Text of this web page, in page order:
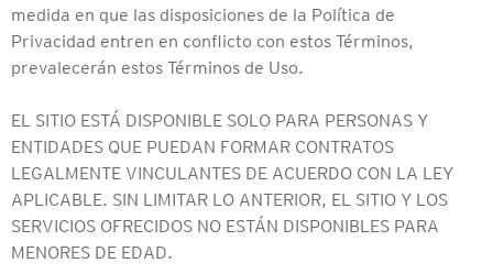
medida en que las disposiciones de la Política de
Privacidad entren en conflicto con estos Términos,
prevalecerán estos Términos de Uso.
EL SITIO ESTÁ DISPONIBLE SOLO PARA PERSONAS Y
ENTIDADES QUE PUEDAN FORMAR CONTRATOS
LEGALMENTE VINCULANTES DE ACUERDO CON LA LEY
APLICABLE. SIN LIMITAR LO ANTERIOR, EL SITIO Y LOS
SERVICIOS OFRECIDOS NO ESTÁN DISPONIBLES PARA
MENORES DE EDAD.